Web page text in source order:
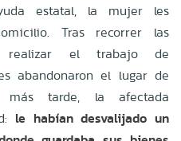
estatal, la mujer les
Tras recorrer las
realizar el trabajo de
abandonaron el lugar de
más tarde, la afectada
le habían desvalijado un